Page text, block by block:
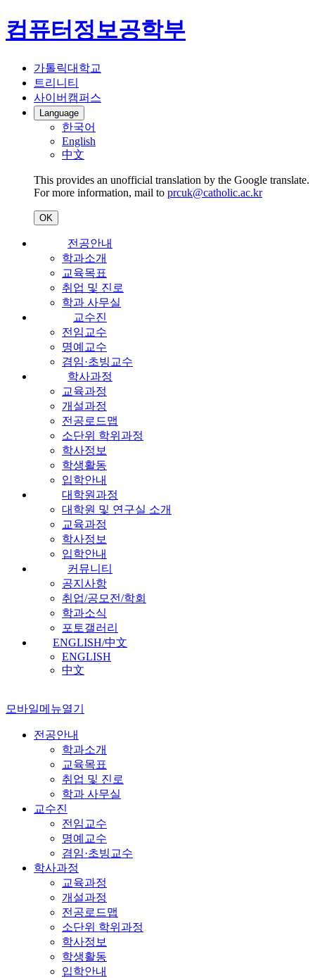
컴퓨터정보공학부
가톨릭대학교
트리니티
사이버캠퍼스
Language
한국어
English
中文
This provides an unofficial translation by the Google translate.
For more information, mail to prcuk@catholic.ac.kr
OK
전공안내
학과소개
교육목표
취업 및 진로
학과 사무실
교수진
전임교수
명예교수
겸임·초빙교수
학사과정
교육과정
개설과정
전공로드맵
소단위 학위과정
학사정보
학생활동
입학안내
대학원과정
대학원 및 연구실 소개
교육과정
학사정보
입학안내
커뮤니티
공지사항
취업/공모전/학회
학과소식
포토갤러리
ENGLISH/中文
ENGLISH
中文
모바일메뉴열기
전공안내
학과소개
교육목표
취업 및 진로
학과 사무실
교수진
전임교수
명예교수
겸임·초빙교수
학사과정
교육과정
개설과정
전공로드맵
소단위 학위과정
학사정보
학생활동
입학안내